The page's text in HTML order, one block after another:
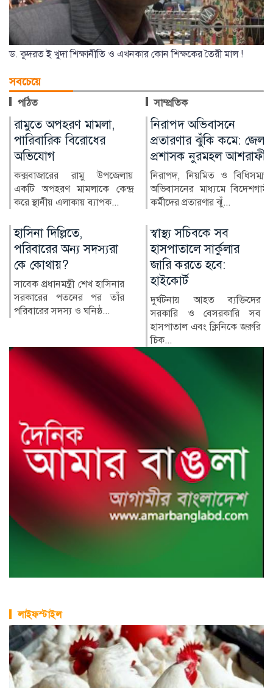
ড. কুদরত ই খুদা শিক্ষানীতি ও এখনকার কোন শিক্ষকের তৈরী মাল !
সবচেয়ে
পঠিত সাম্প্রতিক
নিরাপদ অভিবাসনে
প্রতারণার ঝুঁকি কমে: জেলা
প্রশাসক নুরমহল আশরাফী
নিরাপদ, নিয়মিত ও বিধিসম্মত
অভিবাসনের মাধ্যমে বিদেশগামী
কর্মীদের প্রতারণার ঝুঁ...
মুন্সীগঞ্জে সাংবাদিকের
বিরুদ্ধে মামলার প্রতিবাদে
মানববন্ধন
মুন্সীগঞ্জ প্রেসক্লাবের সিনিয়র সহ-
সভাপতি মাহাবুব আলম বাবুর
বিরুদ্ধে দায়ের করা...
স্বাস্থ্য সচিবকে সব
হাসপাতালে সার্কুলার
জারি করতে হবে:
হাইকোর্ট
দুর্ঘটনায় আহত ব্যক্তিদের
সরকারি ও বেসরকারি সব
র‍্যাবের পরিবর্তে নতুন
বাহিনী, কী আছে খসড়া
আইনে?
র‍্যাপিড অ্যাকশন ব্যাটালিয়ন
(র‍্যাব) বিলুপ্ত করে স্পেশাল
রেসপন্স ব্যা...
লাইফস্টাইল